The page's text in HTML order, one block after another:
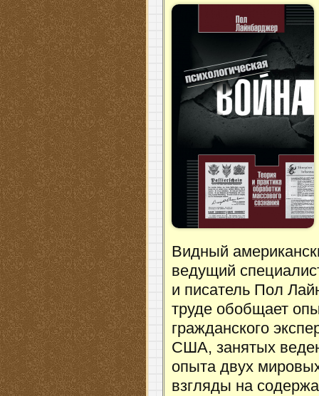
Видный
ведущий
и писатель Пол
труде обобщает
гражданского
США, занятых
опыта двух
взгляды на